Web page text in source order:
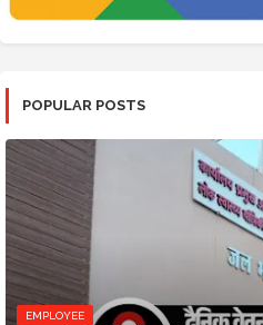
POPULAR POSTS
EMPLOYEE